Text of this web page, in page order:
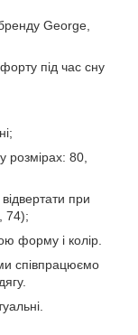
George
під час сну
розмірах: 80,
при
74);
форму і колір.
співпрацюємо